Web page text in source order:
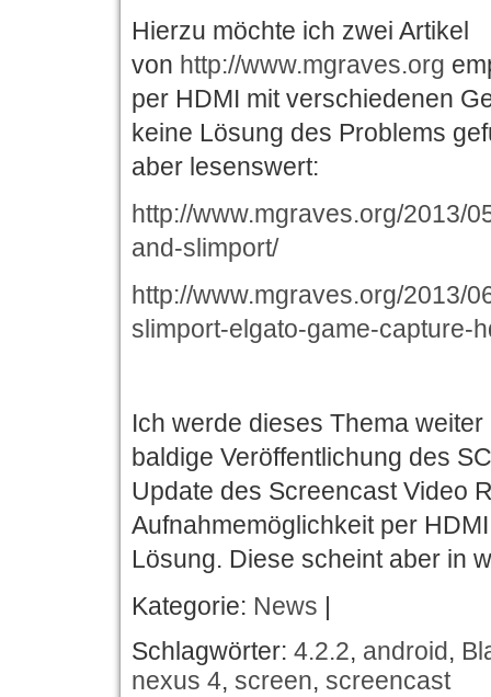
Hierzu möchte ich zwei Artikel
von http://www.mgraves.org
per HDMI mit verschiedenen
keine Lösung des Problems
aber lesenswert:
http://www.mgraves.org/2013/
and-slimport/
http://www.mgraves.org/2013/
slimport-elgato-game-capture-
Ich werde dieses Thema
baldige Veröffentlichung des
Update des Screencast Video
Aufnahmemöglichkeit per
Lösung. Diese scheint aber in
Kategorie: News
Schlagwörter: 4.2.2, android,
nexus 4, screen, screencast